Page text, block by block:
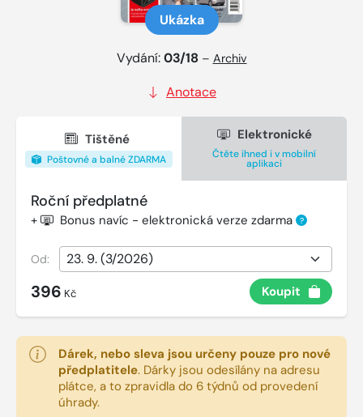
Ukázka
Vydání:03/18 – Archiv
Anotace
Tištěné
Poštovné a balné ZDARMA
Elektronické
Čtěte ihned i v mobilní
aplikaci
Roční předplatné
+ Bonus navíc - elektronická verze zdarma ?
Od:
396 Kč Koupit
Dárek, nebo sleva jsou určeny pouze pro nové
předplatitele. Dárky jsou odesílány na adresu
plátce, a to zpravidla do 6 týdnů od provedení
úhrady.